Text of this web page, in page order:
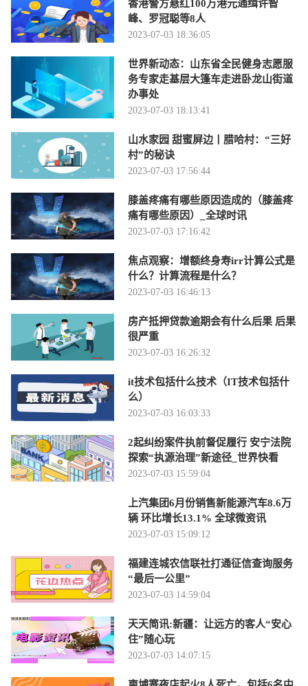
香港警方悬红100万港元通缉许智
峰、罗冠聪等8人
2023-07-03 18:36:05
世界新动态：山东省全民健身志愿服
务专家走基层大篷车走进卧龙山街道
办事处
2023-07-03 18:13:41
山水家园 甜蜜屏边丨腊哈村：“三好
村”的秘诀
2023-07-03 17:56:44
膝盖疼痛有哪些原因造成的（膝盖疼
痛有哪些原因）_全球时讯
2023-07-03 17:16:42
焦点观察：增额终身寿irr计算公式是
什么？计算流程是什么？
2023-07-03 16:46:13
房产抵押贷款逾期会有什么后果 后果
很严重
2023-07-03 16:26:32
it技术包括什么技术（IT技术包括什
么）
2023-07-03 16:03:33
2起纠纷案件执前督促履行 安宁法院
探索“执源治理”新途径_世界快看
2023-07-03 15:59:04
上汽集团6月份销售新能源汽车8.6万
辆 环比增长13.1% 全球微资讯
2023-07-03 15:09:12
福建连城农信联社打通征信查询服务
“最后一公里”
2023-07-03 14:59:04
天天简讯:新疆：让远方的客人“安心
住”随心玩
2023-07-03 14:07:15